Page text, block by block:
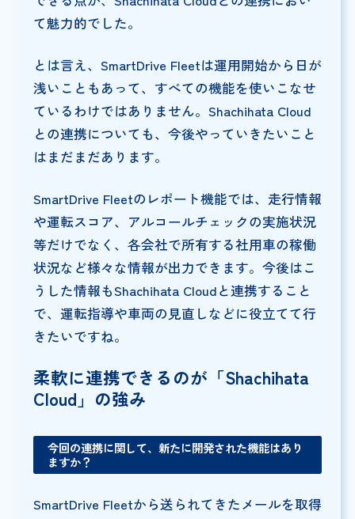
て魅力的でした。
とは言え、SmartDrive Fleetは運用開始から日が
浅いこともあって、すべての機能を使いこなせ
ているわけではありません。Shachihata Cloud
との連携についても、今後やっていきたいこと
はまだまだあります。
SmartDrive Fleetのレポート機能では、走行情報
や運転スコア、アルコールチェックの実施状況
等だけでなく、各会社で所有する社用車の稼働
状況など様々な情報が出力できます。今後はこ
うした情報もShachihata Cloudと連携すること
で、運転指導や車両の見直しなどに役立てて行
きたいですね。
柔軟に連携できるのが「Shachihata
Cloud」の強み
今回の連携に関して、新たに開発された機能はあり
ますか？
SmartDrive Fleetから送られてきたメールを取得